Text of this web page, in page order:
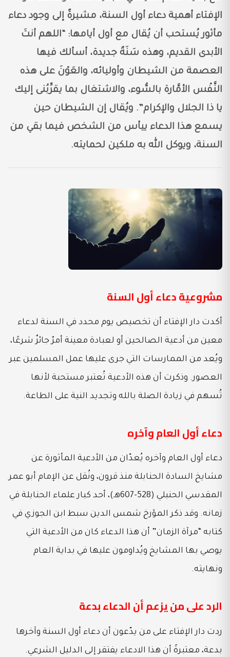
الإفتاء أهمية دعاء أول السنة، مشيرةً إلى وجود دعاء
مأثور يُستحب أن يُقال مع أول أيامها: “اللهم أنتَ
الأبدى القديم، وهذه سَنَةٌ جديدة، أسألك فيها
العصمة من الشيطان وأوليائه، والعَوْنَ على هذه
النَّفْس الأمَّارة بالسُّوء، والاشتغال بما يقرِّبُنى إليك
يا ذا الجلال والإكرام”. ويُقال إن الشيطان حين
يسمع هذا الدعاء ييأس من الشخص فيما بقي من
السنة، ويوكل الله به ملكين لحمايته.
مشروعية دعاء أول السنة
أكدت دار الإفتاء أن تخصيص يوم محدد في السنة لدعاء
معين من أدعية الصالحين أو لعبادة معينة أمرٌ جائزٌ شرعًا،
ويُعد من الممارسات التي جرى عليها عمل المسلمين عبر
العصور. وذكرت أن هذه الأدعية تُعتبر مستحبة لأنها
تُسهم في زيادة الصلة بالله وتجديد النية على الطاعة.
دعاء أول العام وآخره
دعاء أول العام وآخره يُعدّان من الأدعية المأثورة عن
مشايخ السادة الحنابلة منذ قرون، ونُقل عن الإمام أبو عمر
المقدسي الحنبلي (528-607هـ)، أحد كبار علماء الحنابلة في
زمانه. وقد ذكر المؤرخ شمس الدين سبط ابن الجوزي في
كتابه “مرآة الزمان” أن هذا الدعاء كان من الأدعية التي
يوصي بها المشايخ ويُداومون عليها في بداية العام
ونهايته.
الرد على من يزعم أن الدعاء بدعة
ردت دار الإفتاء على من يدّعون أن دعاء أول السنة وآخرها
بدعة، معتبرةً أن هذا الادعاء يفتقر إلى الدليل الشرعي.